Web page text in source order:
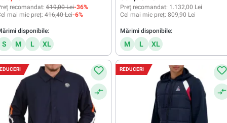
recomandat: 619,00 Lei-36%
mai mic preț: 416,40 Lei-6%
disponibile:
S M L XL
Preț recomandat: 1.132,00 Lei
Cel mai mic preț: 809,90 Lei
Mărimi disponibile:
M L XL
REDUCERI